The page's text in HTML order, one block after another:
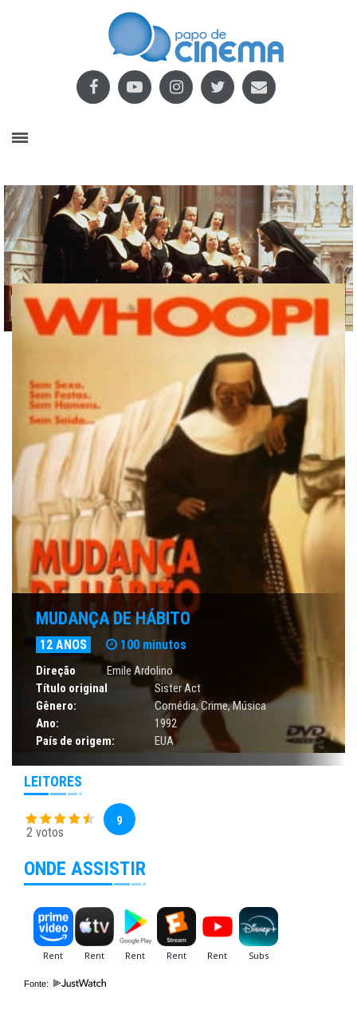
MUDANÇA DE HÁBITO
12 ANOS 100 minutos
Direção
Emile Ardolino
Título original
Sister Act
Gênero:
Comédia,Crime,Música
Ano:
1992
País de origem:
EUA
LEITORES
2 votos
9
ONDE ASSISTIR
Fonte: